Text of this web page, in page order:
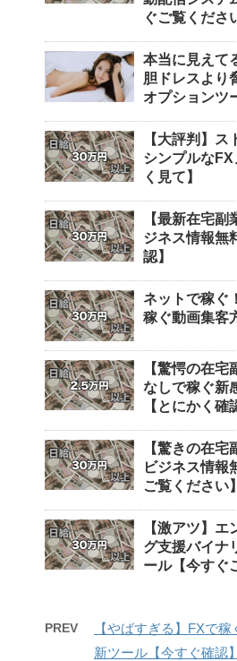
ぐご覧くださ
本当に見えて
胆ドレスより
オプションツ
【大評判】
シンプルな
く見て】
【最新在宅
ジネス情報無
認】
ネットで稼ぐ
稼ぐ動画集客
【驚愕の在
なしで稼ぐ新
【とにかく確
【驚きの在
ビジネス情報
ご覧ください】
【激アツ】
グ支援バイナ
ール【今すぐ
PREV
【やばすぎる】FXで
新ツール【今すぐ確認】